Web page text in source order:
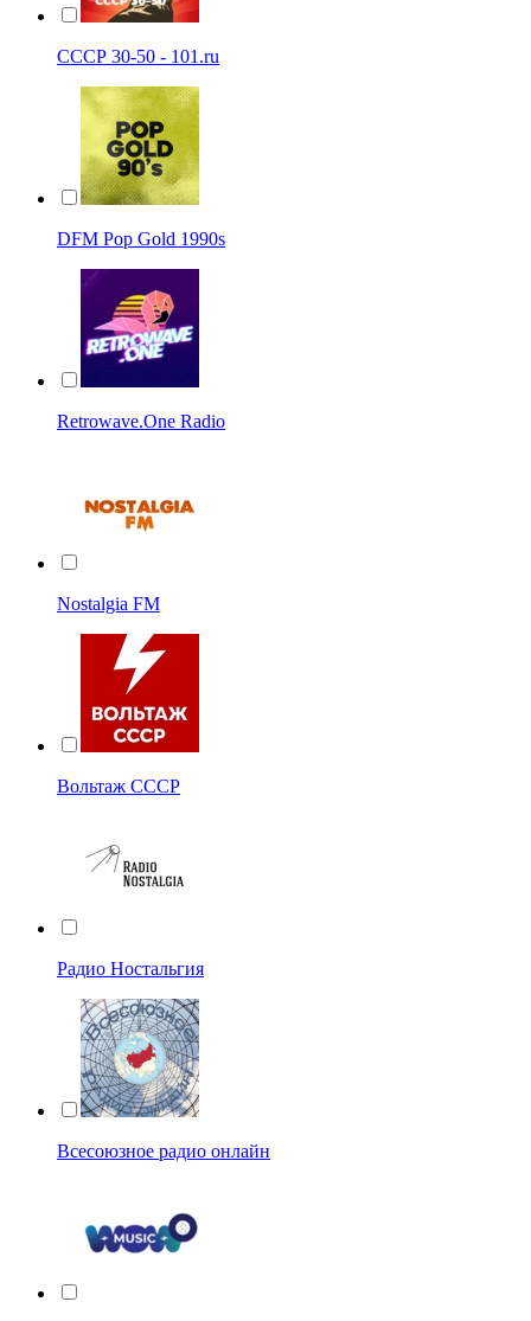
СССР 30-50 - 101.ru
DFM Pop Gold 1990s
Retrowave.One Radio
Nostalgia FM
Вольтаж СССР
Радио Ностальгия
Всесоюзное радио онлайн